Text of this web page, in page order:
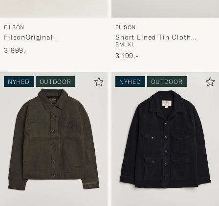
FILSON
FilsonOriginal
BriefcaseBlack
3 999,-
FILSON
Short Lined Tin Cloth
Cruiser Dark Tan
SMLXL
3 199,-
NYHED OUTDOOR NYHED OUTDOOR